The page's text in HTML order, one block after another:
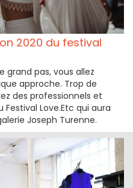
2020 du festival
grand pas, vous allez
approche. Trop de
des professionnels et
Festival Love.Etc qui aura
Joseph Turenne.